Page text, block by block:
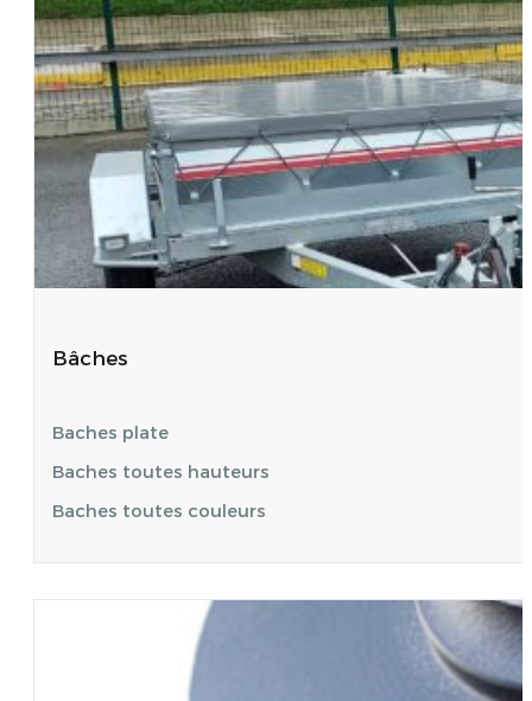
Bâches
Baches plate
Baches toutes hauteurs
Baches toutes couleurs